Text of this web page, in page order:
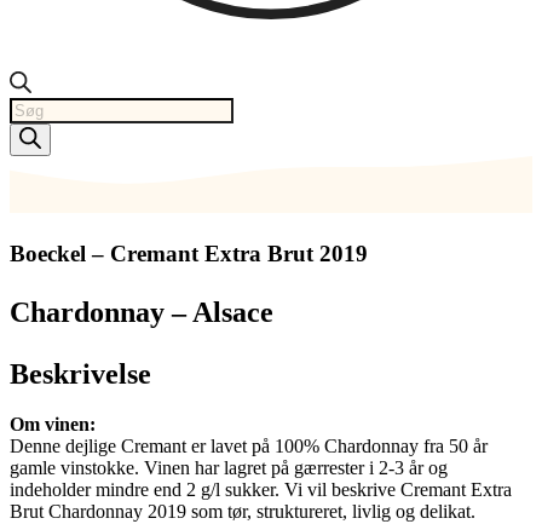
Products
search
Boeckel – Cremant Extra Brut 2019
Chardonnay – Alsace
Beskrivelse
Om vinen:
Denne dejlige Cremant er lavet på 100% Chardonnay fra 50 år
gamle vinstokke. Vinen har lagret på gærrester i 2-3 år og
indeholder mindre end 2 g/l sukker. Vi vil beskrive Cremant Extra
Brut Chardonnay 2019 som tør, struktureret, livlig og delikat.